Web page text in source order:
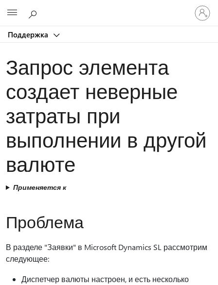
Поддержка
Запрос элемента
создает неверные
затраты при
выполнении в другой
валюте
Применяется к
Проблема
В разделе "Заявки" в Microsoft Dynamics SL рассмотрим
следующее:
Диспетчер валюты настроен, и есть несколько